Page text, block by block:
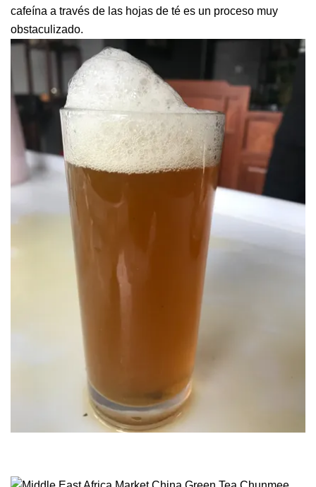
cafeína a través de las hojas de té es un proceso muy
obstaculizado.